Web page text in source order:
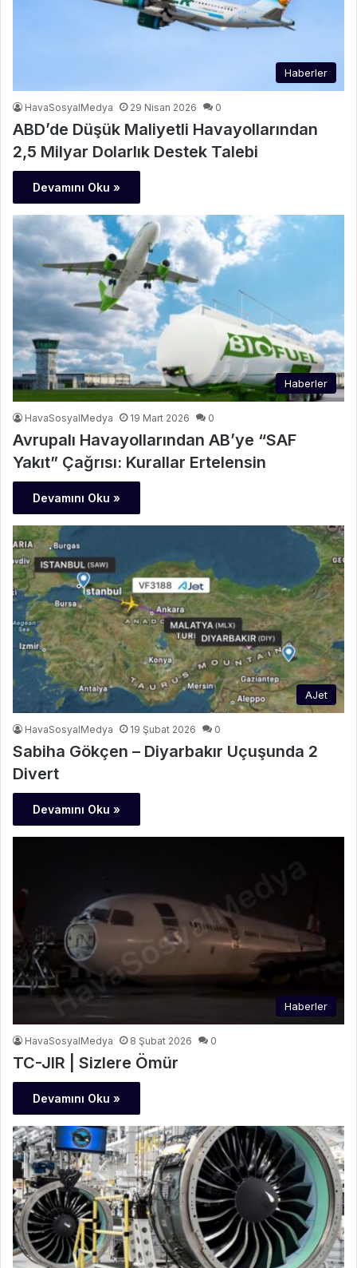
Haberler
HavaSosyalMedya 29 Nisan 2026 0
ABD’de Düşük Maliyetli Havayollarından
2,5 Milyar Dolarlık Destek Talebi
Devamını Oku »
Haberler
HavaSosyalMedya 19 Mart 2026 0
Avrupalı Havayollarından AB’ye “SAF
Yakıt” Çağrısı: Kurallar Ertelensin
Devamını Oku »
AJet
HavaSosyalMedya 19 Şubat 2026 0
Sabiha Gökçen – Diyarbakır Uçuşunda 2
Divert
Devamını Oku »
Haberler
HavaSosyalMedya 8 Şubat 2026 0
TC-JIR | Sizlere Ömür
Devamını Oku »